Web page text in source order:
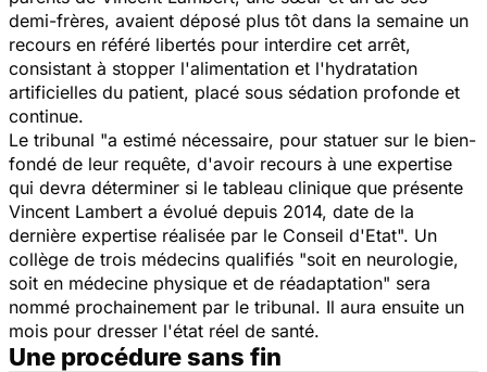
demi-frères, avaient déposé plus tôt dans la semaine un
recours en référé libertés pour interdire cet arrêt,
consistant à stopper l'alimentation et l'hydratation
artificielles du patient, placé sous sédation profonde et
continue.
Le tribunal "a estimé nécessaire, pour statuer sur le bien-
fondé de leur requête, d'avoir recours à une expertise
qui devra déterminer si le tableau clinique que présente
Vincent Lambert a évolué depuis 2014, date de la
dernière expertise réalisée par le Conseil d'Etat". Un
collège de trois médecins qualifiés "soit en neurologie,
soit en médecine physique et de réadaptation" sera
nommé prochainement par le tribunal. Il aura ensuite un
mois pour dresser l'état réel de santé.
Une procédure sans fin